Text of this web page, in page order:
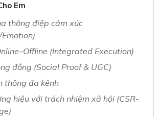
Em
thông điệp cảm xúc
(Integrated Execution)
đồng (Social Proof & UGC)
thông đa kênh
hiệu với trách nhiệm xã hội (CSR-